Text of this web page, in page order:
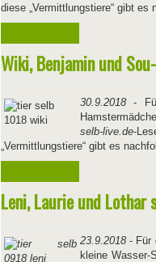
diese „Vermittlungstiere“ gibt es
Wiki, Benjamin und
30.9.2018- Für
selb-live.de-
„Vermittlungstiere“ gibt es
Leni, Laurie und Lothar
23.9.2018- Für
kleine